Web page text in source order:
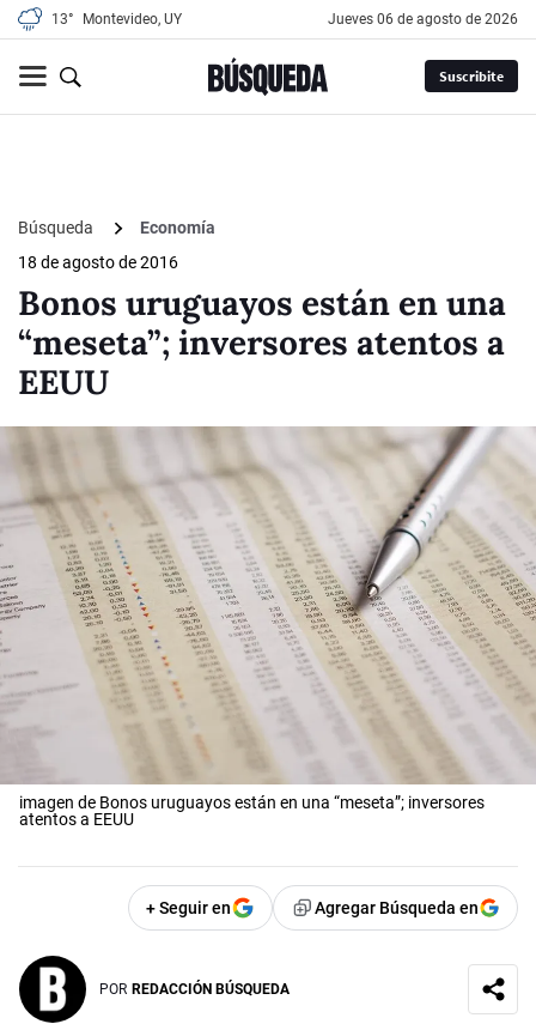
13° Montevideo, UY jueves 06 de agosto de 2026
Suscribite
Búsqueda
Economía
18 de agosto de 2016
Bonos uruguayos están en una
“meseta”; inversores atentos a
EEUU
imagen de Bonos uruguayos están en una “meseta”; inversores
atentos a EEUU
+ Seguir en Agregar Búsqueda en
POR REDACCIÓN BÚSQUEDA